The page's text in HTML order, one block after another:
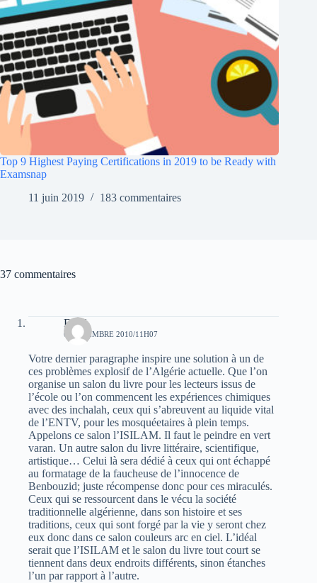
Top 9 Highest Paying Certifications in 2019 to be Ready with
Examsnap
11 juin 2019
183 commentaires
37 commentaires
Farid
6 NOVEMBRE 2010/11H07
Votre dernier paragraphe inspire une solution à un de
ces problèmes explosif de l’Algérie actuelle. Que l’on
organise un salon du livre pour les lecteurs issus de
l’école ou l’on commencent les expériences chimiques
avec des inchalah, ceux qui s’abreuvent au liquide vital
de l’ENTV, pour les mosquéetaires à plein temps.
Appelons ce salon l’ISILAM. Il faut le peindre en vert
varan. Un autre salon du livre littéraire, scientifique,
artistique… Celui là sera dédié à ceux qui ont échappé
au formatage de la faucheuse de l’innocence de
Benbouzid; juste récompense donc pour ces miraculés.
Ceux qui se ressourcent dans le vécu la société
traditionnelle algérienne, dans son histoire et ses
traditions, ceux qui sont forgé par la vie y seront chez
eux donc dans ce salon couleurs arc en ciel. L’idéal
serait que l’ISILAM et le salon du livre tout court se
tiennent dans deux endroits différents, sinon étanches
l’un par rapport à l’autre.